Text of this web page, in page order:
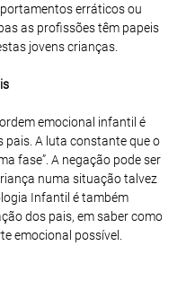
erráticos ou
as profissões têm papeis
jovens crianças.
emocional infantil é
A luta constante que o
fase”. A negação pode ser
numa situação talvez
Infantil é também
dos pais, em saber como
emocional possível.